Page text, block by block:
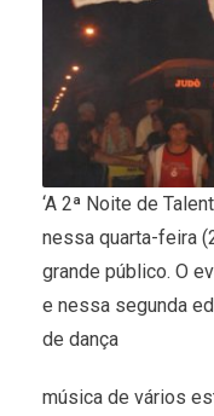
‘A 2ª Noite de
nessa quarta-feira
grande público. O
e nessa segunda
de dança
música de vários